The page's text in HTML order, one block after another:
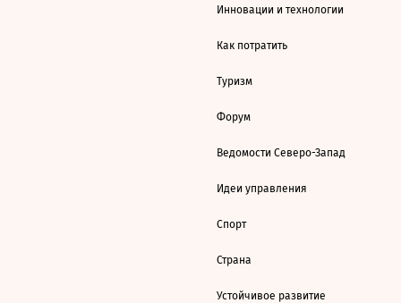
Инновации и технологии
Как потратить
Туризм
Форум
Ведомости Северо-Запад
Идеи управления
Спорт
Страна
Устойчивое развитие